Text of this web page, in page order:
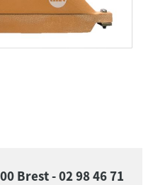
Brest - 02 98 46 71